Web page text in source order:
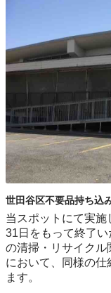
世田谷区不要品持ち込
当スポットにて実施
31日をもって終了
の清掃・リサイクル
において、同様の仕
ます。